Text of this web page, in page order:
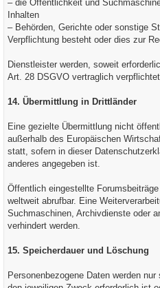
– die Öffentlichkeit und
Inhalten
– Behörden, Gerichte oder sonstige
Verpflichtung besteht oder dies zur
Dienstleister werden, soweit
Art. 28 DSGVO vertraglich
14. Übermittlung in Drittländer
Eine gezielte Übermittlung nicht
außerhalb des Europäischen
statt, sofern in dieser
anderes angegeben ist.
Öffentlich eingestellte
weltweit abrufbar. Eine
Suchmaschinen, Archivdienste oder
verhindert werden.
15. Speicherdauer und Löschung
Personenbezogene Daten werden